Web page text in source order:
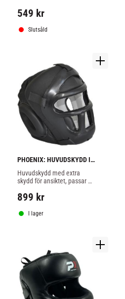
549 kr
Slutsåld
PHOENIX: HUVUDSKYDD I
SKINN MED PLAST GALLER
Huvudskydd med extra
skydd för ansiktet, passar
annan kampsport.
899 kr
I lager